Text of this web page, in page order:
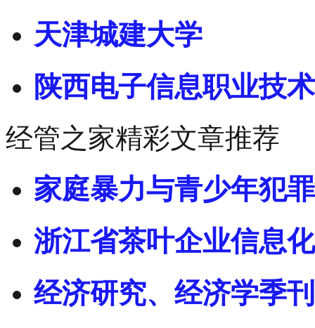
天津城建大学
陕西电子信息职业技
经管之家精彩文章推荐
家庭暴力与青少年犯
浙江省茶叶企业信息
经济研究、经济学季